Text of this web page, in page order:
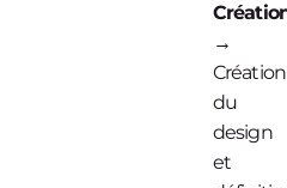
→
Création
du
design
et